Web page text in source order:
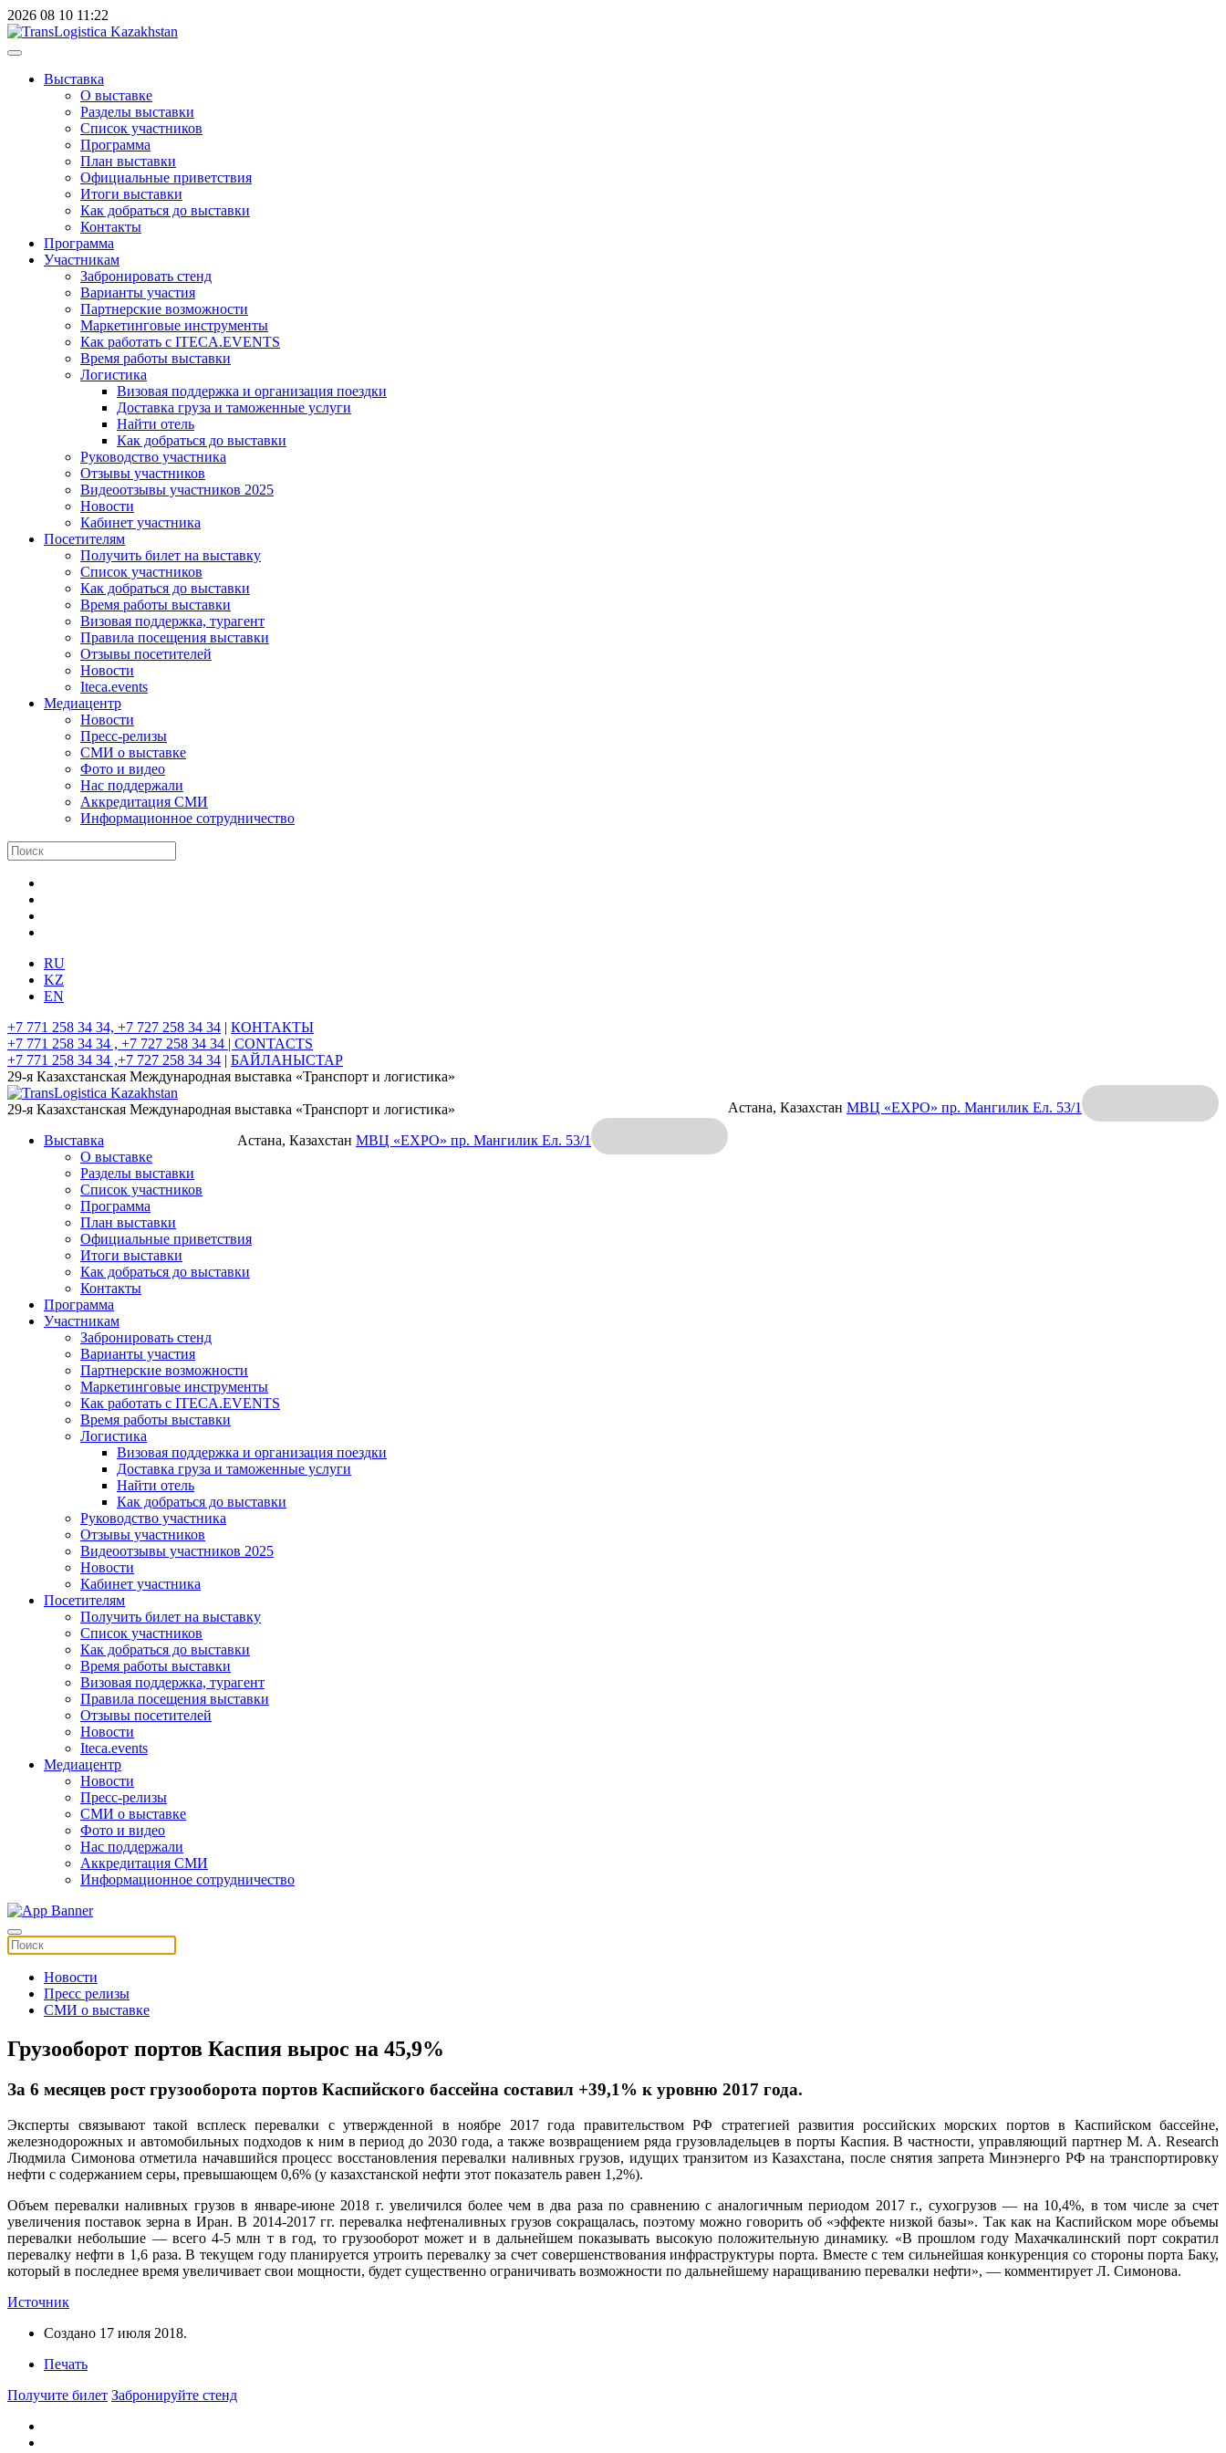
2026 08 10 11:22
Выставка
О выставке
Разделы выставки
Список участников
Программа
План выставки
Официальные приветствия
Итоги выставки
Как добраться до выставки
Контакты
Программа
Участникам
Забронировать стенд
Варианты участия
Партнерские возможности
Маркетинговые инструменты
Как работать с ITECA.EVENTS
Время работы выставки
Логистика
Визовая поддержка и организация поездки
Доставка груза и таможенные услуги
Найти отель
Как добраться до выставки
Руководство участника
Отзывы участников
Видеоотзывы участников 2025
Новости
Кабинет участника
Посетителям
Получить билет на выставку
Список участников
Как добраться до выставки
Время работы выставки
Визовая поддержка, турагент
Правила посещения выставки
Отзывы посетителей
Новости
Iteca.events
Медиацентр
Новости
Пресс-релизы
СМИ о выставке
Фото и видео
Нас поддержали
Аккредитация СМИ
Информационное сотрудничество
RU
KZ
EN
+7 771 258 34 34, +7 727 258 34 34 | КОНТАКТЫ
+7 771 258 34 34 , +7 727 258 34 34 | CONTACTS
+7 771 258 34 34 ,+7 727 258 34 34 | БАЙЛАНЫСТАР
29-я Казахстанская Международная выставка «Транспорт и логистика»
Астана, Казахстан МВЦ «EXPO» пр. Мангилик Ел. 53/1
29-я Казахстанская Международная выставка «Транспорт и логистика»
Астана, Казахстан МВЦ «EXPO» пр. Мангилик Ел. 53/1
Выставка
О выставке
Разделы выставки
Список участников
Программа
План выставки
Официальные приветствия
Итоги выставки
Как добраться до выставки
Контакты
Программа
Участникам
Забронировать стенд
Варианты участия
Партнерские возможности
Маркетинговые инструменты
Как работать с ITECA.EVENTS
Время работы выставки
Логистика
Визовая поддержка и организация поездки
Доставка груза и таможенные услуги
Найти отель
Как добраться до выставки
Руководство участника
Отзывы участников
Видеоотзывы участников 2025
Новости
Кабинет участника
Посетителям
Получить билет на выставку
Список участников
Как добраться до выставки
Время работы выставки
Визовая поддержка, турагент
Правила посещения выставки
Отзывы посетителей
Новости
Iteca.events
Медиацентр
Новости
Пресс-релизы
СМИ о выставке
Фото и видео
Нас поддержали
Аккредитация СМИ
Информационное сотрудничество
Новости
Пресс релизы
СМИ о выставке
Грузооборот портов Каспия вырос на 45,9%
За 6 месяцев рост грузооборота портов Каспийского бассейна составил +39,1% к уровню 2017 года.
Эксперты связывают такой всплеск перевалки с утвержденной в ноябре 2017 года правительством РФ стратегией развития российских морских портов в Каспийском бассейне,
железнодорожных и автомобильных подходов к ним в период до 2030 года, а также возвращением ряда грузовладельцев в порты Каспия. В частности, управляющий партнер M. A. Research
Людмила Симонова отметила начавшийся процесс восстановления перевалки наливных грузов, идущих транзитом из Казахстана, после снятия запрета Минэнерго РФ на транспортировку
нефти с содержанием серы, превышающем 0,6% (у казахстанской нефти этот показатель равен 1,2%).
Объем перевалки наливных грузов в январе-июне 2018 г. увеличился более чем в два раза по сравнению с аналогичным периодом 2017 г., сухогрузов — на 10,4%, в том числе за счет
увеличения поставок зерна в Иран. В 2014-2017 гг. перевалка нефтеналивных грузов сокращалась, поэтому можно говорить об «эффекте низкой базы». Так как на Каспийском море объемы
перевалки небольшие — всего 4-5 млн т в год, то грузооборот может и в дальнейшем показывать высокую положительную динамику. «В прошлом году Махачкалинский порт сократил
перевалку нефти в 1,6 раза. В текущем году планируется утроить перевалку за счет совершенствования инфраструктуры порта. Вместе с тем сильнейшая конкуренция со стороны порта Баку,
который в последнее время увеличивает свои мощности, будет существенно ограничивать возможности по дальнейшему наращиванию перевалки нефти», — комментирует Л. Симонова.
Источник
Создано 17 июля 2018.
Печать
Получите билет Забронируйте стенд